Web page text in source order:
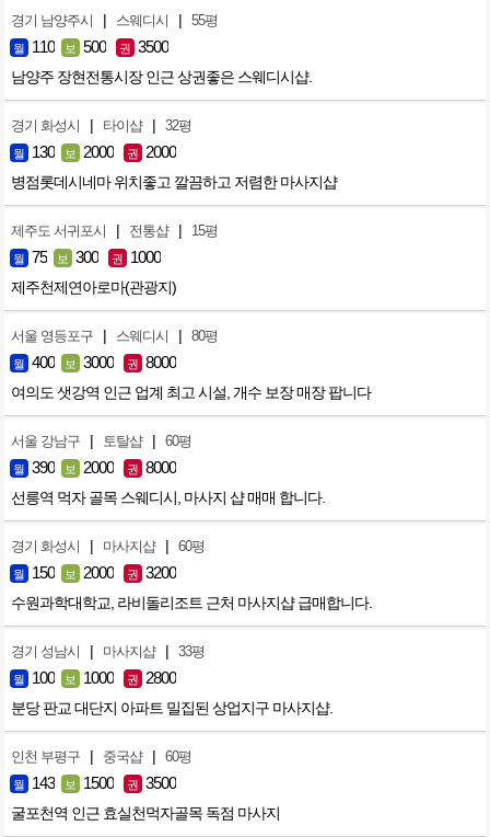
경기 남양주시 | 스웨디시 | 55평
월 110 보 500 권 3500
남양주 장현전통시장 인근 상권좋은 스웨디시샵.
경기 화성시 | 타이샵 | 32평
월 130 보 2000 권 2000
병점롯데시네마 위치좋고 깔끔하고 저렴한 마사지샵
제주도 서귀포시 | 전통샵 | 15평
월 75 보 300 권 1000
제주천제연아로마(관광지)
서울 영등포구 | 스웨디시 | 80평
월 400 보 3000 권 8000
여의도 샛강역 인근 업계 최고 시설, 개수 보장 매장 팝니다
서울 강남구 | 토탈샵 | 60평
월 390 보 2000 권 8000
선릉역 먹자 골목 스웨디시, 마사지 샵 매매 합니다.
경기 화성시 | 마사지샵 | 60평
월 150 보 2000 권 3200
수원과학대학교, 라비돌리조트 근처 마사지샵 급매합니다.
경기 성남시 | 마사지샵 | 33평
월 100 보 1000 권 2800
분당 판교 대단지 아파트 밀집된 상업지구 마사지샵.
인천 부평구 | 중국샵 | 60평
월 143 보 1500 권 3500
굴포천역 인근 효실천먹자골목 독점 마사지